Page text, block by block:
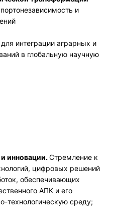
и
для интеграции аграрных и
в глобальную научную
инновации.Стремление к
цифровых решений
обеспечивающих
АПК и его
технологическую среду;